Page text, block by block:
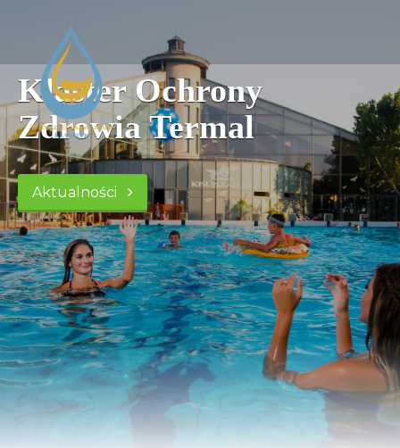
Klaster Ochrony
Zdrowia Termal
Aktualności